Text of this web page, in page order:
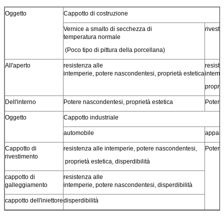
Oggetto Cappotto di costruzione
Vernice a smalto di secchezza di
temperatura normale
(Poco tipo di pittura della porcellana)
All'aperto
resistenza alle
intemperie, potere nascondentesi, proprietà estetica
Dell'interno Potere nascondentesi, proprietà estetica
Oggetto Cappotto industriale
automobile
Cappotto di
rivestimento
resistenza alle intemperie, potere nascondentesi,
proprietà estetica, disperdibilità
cappotto di
galleggiamento
resistenza alle
intemperie, potere nascondentesi, disperdibilità
cappotto dell'iniettoredisperdibilità